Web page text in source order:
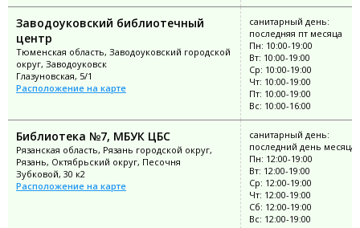
Заводоуковский библиотечный
центр
Тюменская область, Заводоуковский городской
округ, Заводоуковск
Глазуновская, 5/1
Расположение на карте
санитарный день:
последняя пт месяца
Пн: 10:00-19:00
Вт: 10:00-19:00
Ср: 10:00-19:00
Чт: 10:00-19:00
Пт: 10:00-19:00
Вс: 10:00-16:00
Библиотека №7, МБУК ЦБС
Рязанская область, Рязань городской округ,
Рязань, Октябрьский округ, Песочня
Зубковой, 30 к2
Расположение на карте
санитарный день:
последний день месяца
Пн: 12:00-19:00
Вт: 12:00-19:00
Ср: 12:00-19:00
Чт: 12:00-19:00
Сб: 12:00-19:00
Вс: 12:00-19:00